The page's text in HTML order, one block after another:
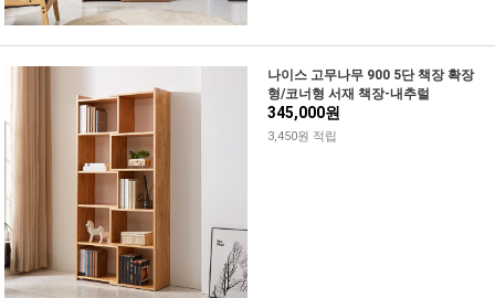
나이스 고무나무 900 5단 책장 확장
형/코너형 서재 책장-내추럴
345,000원
3,450원 적립